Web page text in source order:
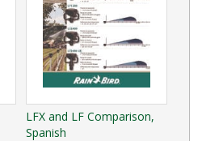
LFX and LF Comparison,
Spanish